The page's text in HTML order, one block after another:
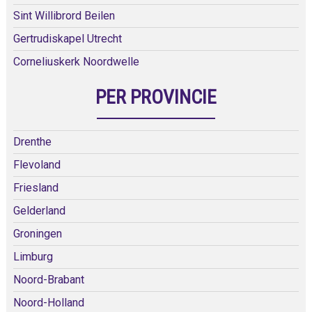
Sint Willibrord Beilen
Gertrudiskapel Utrecht
Corneliuskerk Noordwelle
PER PROVINCIE
Drenthe
Flevoland
Friesland
Gelderland
Groningen
Limburg
Noord-Brabant
Noord-Holland